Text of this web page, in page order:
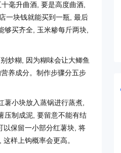
毫升曲酒, 要是高度曲酒,
一块钱就能买到一瓶, 最后
买齐全, 玉米糁每斤两块,
炒糊, 因为糊味会让大鲫鱼
养成分。制作步骤分五步
薯小块放入蒸锅进行蒸煮,
压制成泥, 要留意不能有结
以保留一小部分红薯块, 将
样上钩概率会更高。